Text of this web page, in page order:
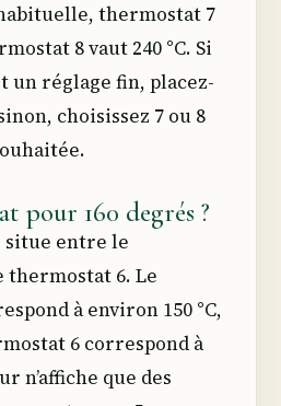
thermostat 7
8 vaut 240 °C. Si
réglage fin, placez-
choisissez 7 ou 8
pour 160 degrés ?
situe entre le
6. Le
à environ 150 °C,
6 correspond à
n’affiche que des